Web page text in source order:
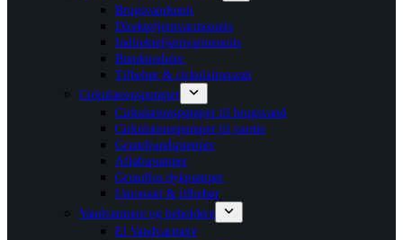
Brugsvandsunit
Direktefjernvarmeunits
Indirektefjernvarmeunits
Bundmoduler
Tilbehør & cirkulationssæt
Cirkulationspumper
Cirkulationspumper til brugsvand
Cirkulationspumper til varme
Grundvandspumper
Afløbspumper
Grundfos dykpumper
Unionsæt & tilbehør
Vandvarmere og beholdere
El Vandvarmere